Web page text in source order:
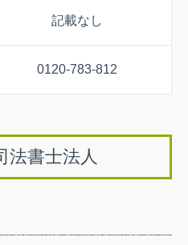
記載なし
0120-783-812
法書士法人